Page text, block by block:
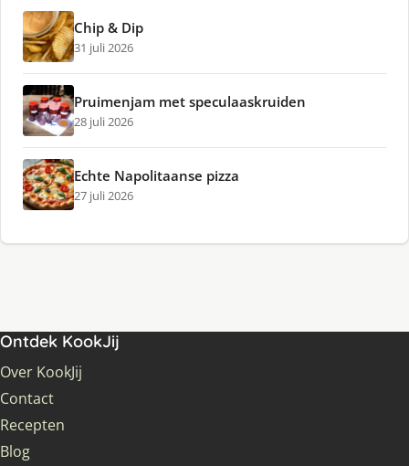
Chip & Dip
31 juli 2026
Pruimenjam met speculaaskruiden
28 juli 2026
Echte Napolitaanse pizza
27 juli 2026
Ontdek KookJij
Over KookJij
Contact
Recepten
Blog